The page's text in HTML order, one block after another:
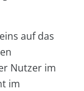
auf das
Nutzer im
im